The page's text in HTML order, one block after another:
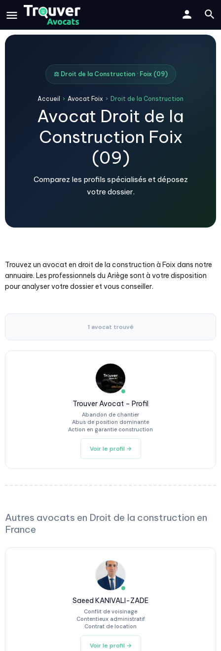
⚖️ Droit de la Construction · Foix (09)
Accueil › Avocat Foix › Droit de la Construction
Avocat Droit de la
Construction Foix
(09)
Comparez les profils spécialisés et déposez
votre dossier.
Trouvez un avocat en droit de la construction à Foix dans notre
annuaire. Les professionnels du Ariège sont à votre disposition
pour analyser votre dossier et vous conseiller.
1 avocat trouvé
Trouver Avocat – Profil
Abandon de chantier
Abus de position dominante
Action en garantie construction
Voir le profil →
Autres avocats en Droit de la construction en
France
Saeed KANIVALI-ZADE
Conflit de voisinage
Contentieux administratif
Contrat de location
Voir le profil →